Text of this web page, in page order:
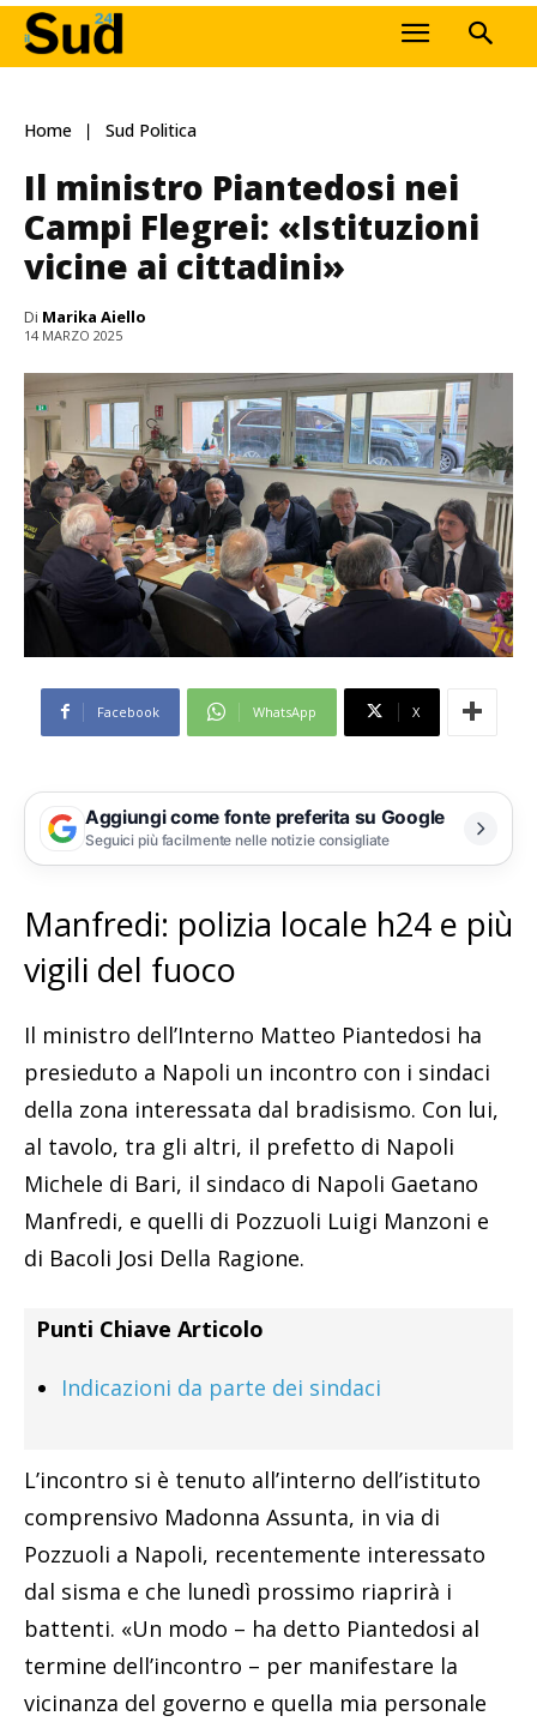
Home Sud Politica
Il ministro Piantedosi nei
Campi Flegrei: «Istituzioni
vicine ai cittadini»
Di Marika Aiello
14 MARZO 2025
Facebook WhatsApp X
Aggiungi come fonte preferita su Google
Seguici più facilmente nelle notizie consigliate
Manfredi: polizia locale h24 e più
vigili del fuoco
Il ministro dell’Interno Matteo Piantedosi ha
presieduto a Napoli un incontro con i sindaci
della zona interessata dal bradisismo. Con lui,
al tavolo, tra gli altri, il prefetto di Napoli
Michele di Bari, il sindaco di Napoli Gaetano
Manfredi, e quelli di Pozzuoli Luigi Manzoni e
di Bacoli Josi Della Ragione.
Punti Chiave Articolo
Indicazioni da parte dei sindaci
L’incontro si è tenuto all’interno dell’istituto
comprensivo Madonna Assunta, in via di
Pozzuoli a Napoli, recentemente interessato
dal sisma e che lunedì prossimo riaprirà i
battenti. «Un modo – ha detto Piantedosi al
termine dell’incontro – per manifestare la
vicinanza del governo e quella mia personale